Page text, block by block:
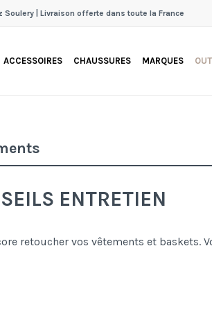
Soulery | Livraison offerte dans toute la France
ACCESSOIRES CHAUSSURES MARQUES
ENTRETIEN
retoucher vos vêtements et baskets.